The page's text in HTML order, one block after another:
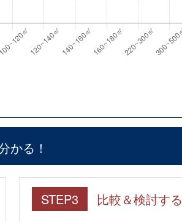
かる！
STEP3 比較＆検討する